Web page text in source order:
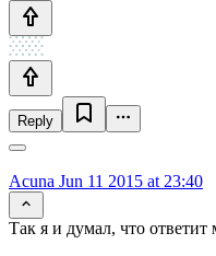
Reply
Acuna Jun 11 2015 at 23:40
Так я и думал, что